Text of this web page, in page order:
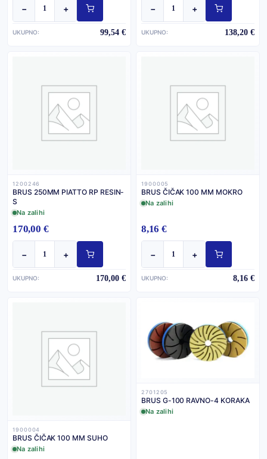
− +
UKUPNO: 99,54 €
− +
UKUPNO: 138,20 €
1200246
BRUS 250MM PIATTO RP RESIN-
S
Na zalihi
170,00 €
− +
UKUPNO: 170,00 €
1900005
BRUS ČIČAK 100 MM MOKRO
Na zalihi
8,16 €
− +
UKUPNO: 8,16 €
1900004
BRUS ČIČAK 100 MM SUHO
Na zalihi
2701205
BRUS G-100 RAVNO-4 KORAKA
Na zalihi